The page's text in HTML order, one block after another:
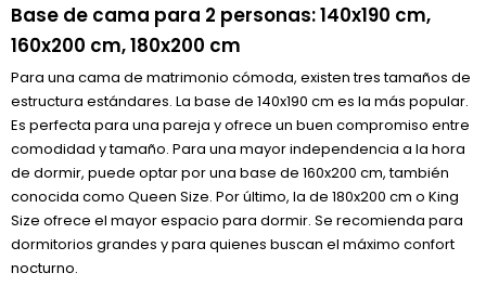
Base de cama para 2 personas: 140x190 cm,
160x200 cm, 180x200 cm
Para una cama de matrimonio cómoda, existen tres tamaños de
estructura estándares. La base de 140x190 cm es la más popular.
Es perfecta para una pareja y ofrece un buen compromiso entre
comodidad y tamaño. Para una mayor independencia a la hora
de dormir, puede optar por una base de 160x200 cm, también
conocida como Queen Size. Por último, la de 180x200 cm o King
Size ofrece el mayor espacio para dormir. Se recomienda para
dormitorios grandes y para quienes buscan el máximo confort
nocturno.